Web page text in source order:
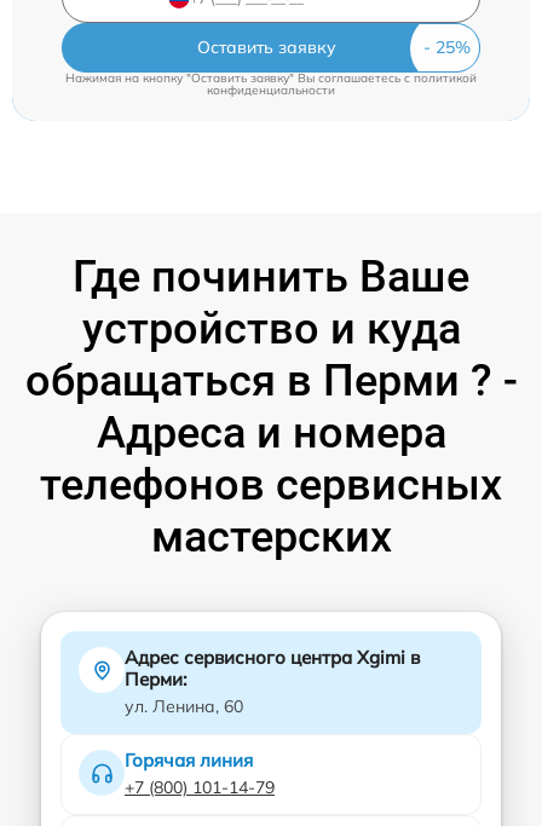
Оставить заявку
Нажимая на кнопку "Оставить заявку" Вы соглашаетесь cполитикой
конфиденциальности
Где починить Ваше
устройство и куда
обращаться в Перми ? -
Адреса и номера
телефонов сервисных
мастерских
Адрес сервисного центра Xgimi в
Перми:
ул. Ленина, 60
Горячая линия
+7 (800) 101-14-79